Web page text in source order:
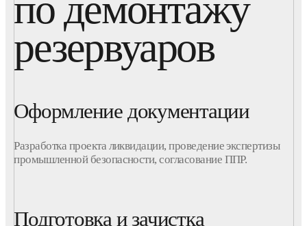
резервуаров
Оформление документации
Разработка проекта ликвидации, проведение экспертизы
промышленной безопасности, согласование ППР.
Подготовка и зачистка